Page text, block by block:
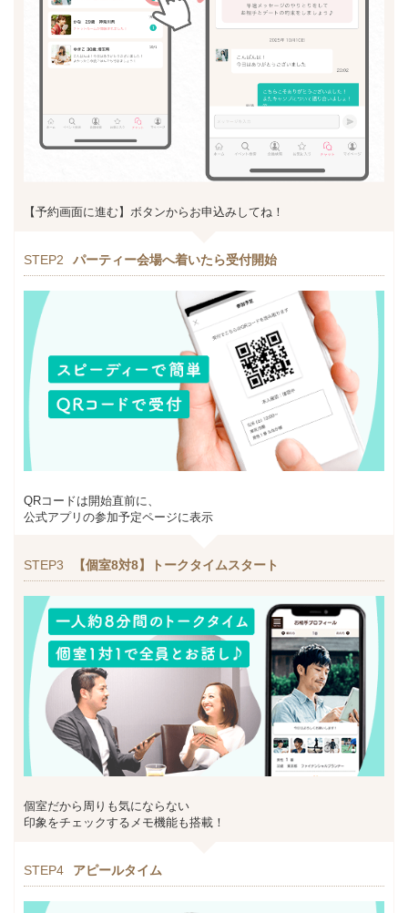
【予約画面に進む】ボタンからお申込みしてね！
STEP2 パーティー会場へ着いたら受付開始
QRコードは開始直前に、
公式アプリの参加予定ページに表示
STEP3 【個室8対8】トークタイムスタート
個室だから周りも気にならない
印象をチェックするメモ機能も搭載！
STEP4 アピールタイム